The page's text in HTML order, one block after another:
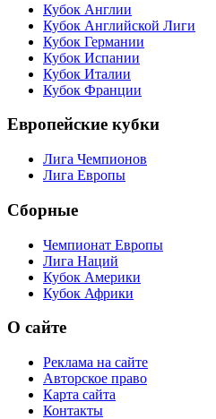
Кубок Англии
Кубок Английской Лиги
Кубок Германии
Кубок Испании
Кубок Италии
Кубок Франции
Европейские кубки
Лига Чемпионов
Лига Европы
Сборные
Чемпионат Европы
Лига Наций
Кубок Америки
Кубок Африки
О сайте
Реклама на сайте
Авторское право
Карта сайта
Контакты